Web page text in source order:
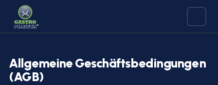
springen
Allgemeine Geschäftsbedingungen
(AGB)